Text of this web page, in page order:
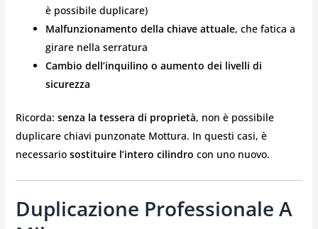
è possibile duplicare)
Malfunzionamento della chiave attuale, che fatica a
girare nella serratura
Cambio dell’inquilino o aumento dei livelli di
sicurezza
Ricorda: senza la tessera di proprietà, non è possibile
duplicare chiavi punzonate Mottura. In questi casi, è
necessario sostituire l’intero cilindro con uno nuovo.
Duplicazione Professionale A